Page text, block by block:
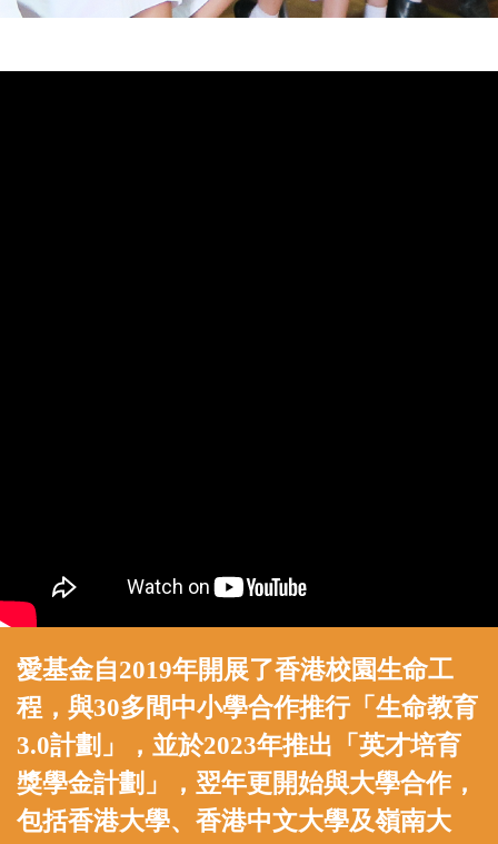
愛基金自2019年開展了香港校園生命工
程，與30多間中小學合作推行「生命教育
3.0計劃」，並於2023年推出「英才培育
獎學金計劃」，翌年更開始與大學合作，
包括香港大學、香港中文大學及嶺南大